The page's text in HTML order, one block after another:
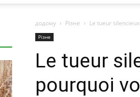
додому Різне Le tueur
Різне
Le tueur
pourquoi